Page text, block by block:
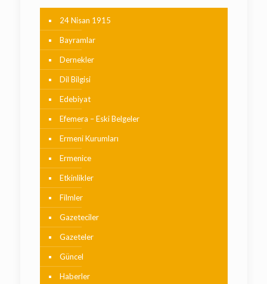
24 Nisan 1915
Bayramlar
Dernekler
Dil Bilgisi
Edebiyat
Efemera – Eski Belgeler
Ermeni Kurumları
Ermenice
Etkinlikler
Filmler
Gazeteciler
Gazeteler
Güncel
Haberler